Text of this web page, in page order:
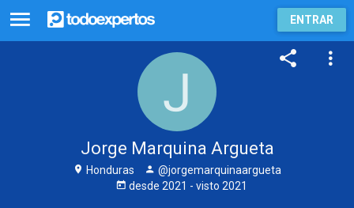
ENTRAR
Jorge Marquina Argueta
Honduras
@jorgemarquinaargueta
desde 2021 - visto 2021